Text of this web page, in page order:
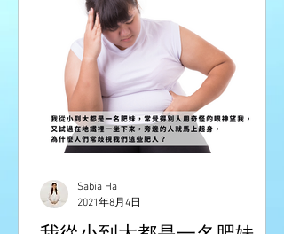
Sabia Ha
2021年8月4日